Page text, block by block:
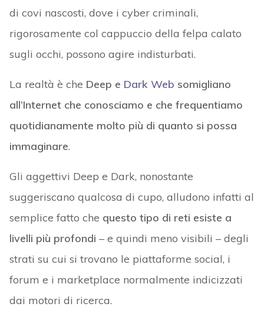
di covi nascosti, dove i cyber criminali,
rigorosamente col cappuccio della felpa calato
sugli occhi, possono agire indisturbati.
La realtà è che Deep e Dark Web somigliano
all’Internet che conosciamo e che frequentiamo
quotidianamente molto più di quanto si possa
immaginare.
Gli aggettivi Deep e Dark, nonostante
suggeriscano qualcosa di cupo, alludono infatti al
semplice fatto che questo tipo di reti esiste a
livelli più profondi – e quindi meno visibili – degli
strati su cui si trovano le piattaforme social, i
forum e i marketplace normalmente indicizzati
dai motori di ricerca.